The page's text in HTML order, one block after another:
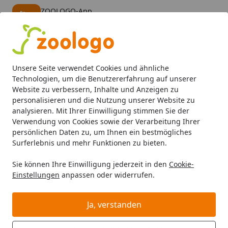
Unsere Seite verwendet Cookies und ähnliche
Technologien, um die Benutzererfahrung auf unserer
Website zu verbessern, Inhalte und Anzeigen zu
personalisieren und die Nutzung unserer Website zu
analysieren. Mit Ihrer Einwilligung stimmen Sie der
Verwendung von Cookies sowie der Verarbeitung Ihrer
persönlichen Daten zu, um Ihnen ein bestmögliches
Surferlebnis und mehr Funktionen zu bieten.
Sie können Ihre Einwilligung jederzeit in den Cookie-
Einstellungen anpassen oder widerrufen.
Ja, verstanden
ZOOLOGO-App
Alle Produkte
Mein Konto
Suchen
Startseite
Hund Hundefutter Trockenfutter Edgard&Cooper
Edgard&Cooper Frisches Huhn
Small 3kg Hundetrockenfutter